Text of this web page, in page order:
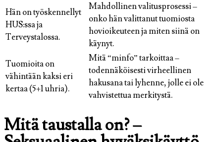
Hän on työskennellyt
HUS:ssa ja
Terveystalossa.
Mahdollinen valitusprosessi –
onko hän valittanut tuomiosta
hovioikeuteen ja miten siinä on
käynyt.
Tuomioita on
vähintään kaksi eri
kertaa (5+1 uhria).
Mitä “minfo” tarkoittaa –
todennäköisesti virheellinen
hakusana tai lyhenne, jolle ei ole
vahvistettua merkitystä.
Mitä taustalla on? –